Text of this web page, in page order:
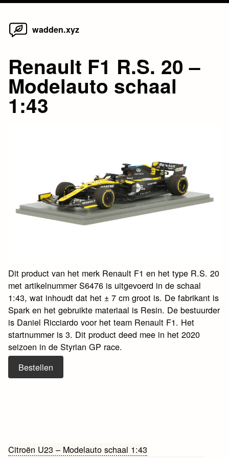
Skip
wadden.xyz
Renault F1 R.S. 20 –
Modelauto schaal
1:43
Dit product van het merk Renault F1 en het type R.S. 20
met artikelnummer S6476 is uitgevoerd in de schaal
1:43, wat inhoudt dat het ± 7 cm groot is. De fabrikant is
Spark en het gebruikte materiaal is Resin. De bestuurder
is Daniel Ricciardo voor het team Renault F1. Het
startnummer is 3. Dit product deed mee in het 2020
seizoen in de Styrian GP race.
Bestellen
Bericht
Citroën U23 – Modelauto schaal 1:43